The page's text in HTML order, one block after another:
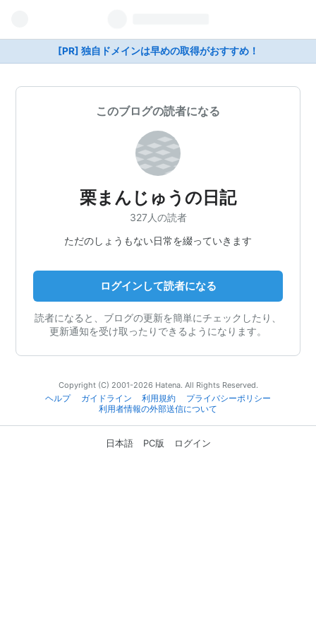
[PR] 独自ドメインは早めの取得がおすすめ！
このブログの読者になる
栗まんじゅうの日記
327人の読者
ただのしょうもない日常を綴っていきます
ログインして読者になる
読者になると、ブログの更新を簡単にチェックしたり、
更新通知を受け取ったりできるようになります。
Copyright (C) 2001-2026 Hatena. All Rights Reserved.
ヘルプ
ガイドライン 利用規約
プライバシーポリシー
利用者情報の外部送信について
日本語 PC版 ログイン